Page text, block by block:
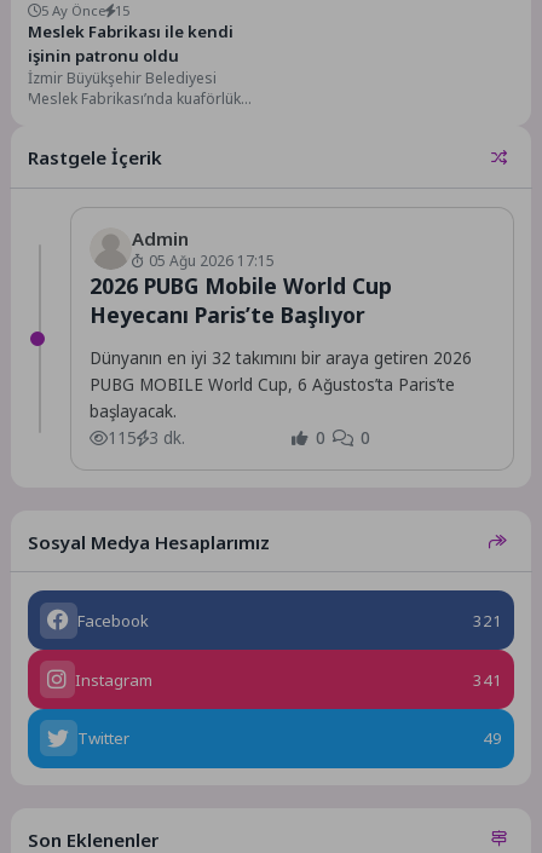
5 Ay Önce 15
Meslek Fabrikası ile kendi
işinin patronu oldu
İzmir Büyükşehir Belediyesi
Meslek Fabrikası’nda kuaförlük
ardından...
Rastgele İçerik
Admin
05 Ağu 2026 17:15
2026 PUBG Mobile World Cup
Heyecanı Paris’te Başlıyor
Dünyanın en iyi 32 takımını bir araya getiren 2026
PUBG MOBILE World Cup, 6 Ağustos’ta Paris’te
başlayacak.
115
3 dk. 0 0
Sosyal Medya Hesaplarımız
Facebook 321
Instagram 341
Twitter 49
Son Eklenenler